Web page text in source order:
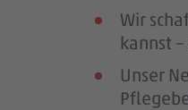
Wir
kannst
Unser